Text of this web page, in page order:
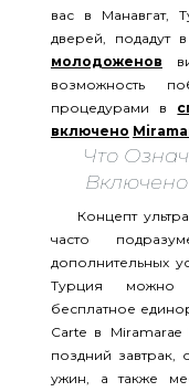
вас в Манавгат,
дверей, подадут в
молодоженов
возможность
процедурами в
включено
Что
Концепт ультра
часто
дополнительных
Турция можно
бесплатное
Carte в Miramarae
поздний завтрак,
ужин, а также